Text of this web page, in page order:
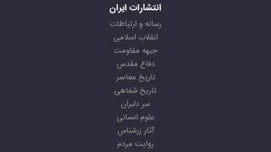
انتشارات ایران
رسانه و ارتباطات
انقلاب اسلامی
جبهه مقاومت
دفاع مقدس
تاریخ معاصر
تاریخ شفاهی
سر دلبران
علوم انسانی
آثار زرشناس
روایت مردم